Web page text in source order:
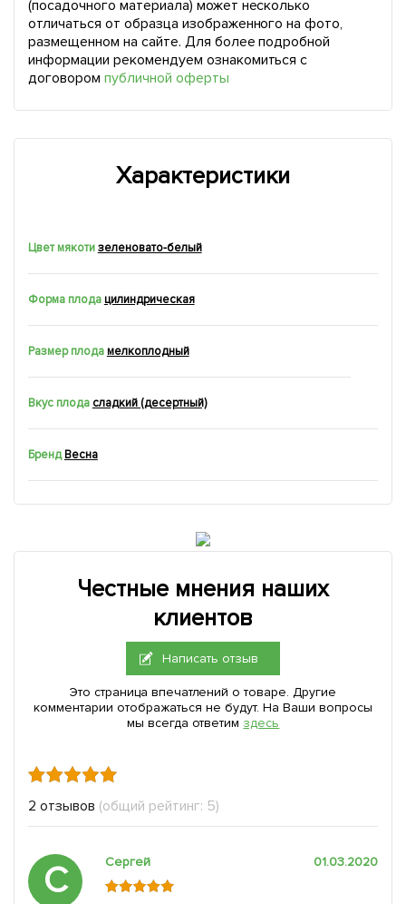
(посадочного материала) может несколько
отличаться от образца изображенного на фото,
размещенном на сайте. Для более подробной
информации рекомендуем ознакомиться с
договором публичной оферты
Характеристики
Цвет мякотизеленовато-белый
Форма плодацилиндрическая
Размер плодамелкоплодный
Вкус плода сладкий (десертный)
Бренд Весна
Честные мнения наших
клиентов
Написать отзыв
Это страница впечатлений о товаре. Другие
комментарии отображаться не будут. На Ваши вопросы
мы всегда ответим здесь
2 отзывов (общий рейтинг: 5)
С Сергей 01.03.2020